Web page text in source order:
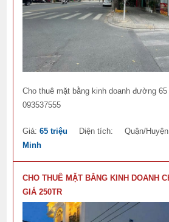
Cho thuê mặt bằng kinh doanh đường
093537555
Giá:65 triệu Diện tích: Quận/
Minh
CHO THUÊ MẶT BẰNG KINH DOANH
GIÁ 250TR